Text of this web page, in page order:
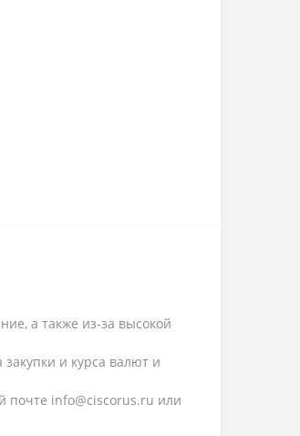
а также из-за высокой
и курса валют и
почте info@ciscorus.ru или